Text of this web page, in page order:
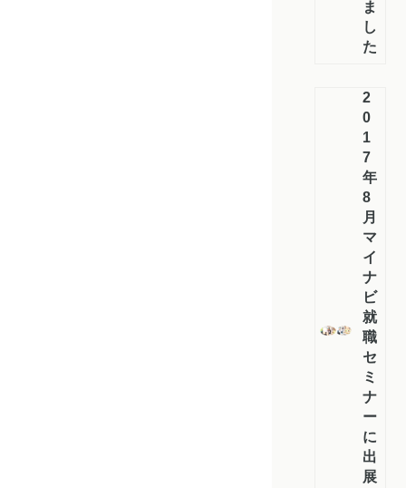
ま
し
た！
2
0
1
7
年
8
月
マ
イ
ナ
ビ
就
職
セ
ミ
ナ
ー
に
出
展